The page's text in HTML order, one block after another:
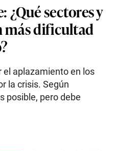
¿Qué sectores y
más dificultad
el aplazamiento en los
la crisis. Según
posible, pero debe